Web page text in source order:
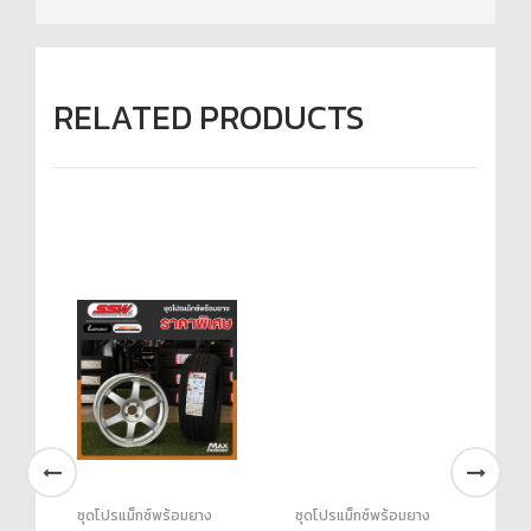
RELATED PRODUCTS
ชุดโปรแม็กซ์พร้อมยาง ชุดโปรแม็กซ์พร้อมยาง